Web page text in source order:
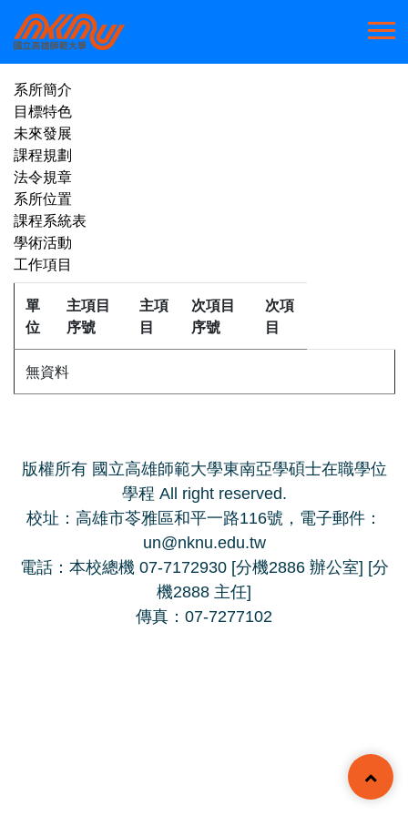
系所簡介
目標特色
未來發展
課程規劃
法令規章
系所位置
課程系統表
學術活動
工作項目
單
位
主項目
序號
主項
目
次項目
序號
次項
目
無資料
版權所有 國立高雄師範大學東南亞學碩士在職學位
學程 All right reserved.
校址：高雄市苓雅區和平一路116號，電子郵件：
un@nknu.edu.tw
電話：本校總機 07-7172930 [分機2886 辦公室] [分
機2888 主任]
傳真：07-7277102